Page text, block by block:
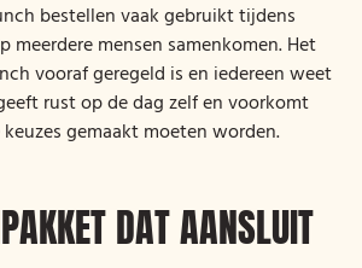
bestellen vaak gebruikt tijdens
meerdere mensen samenkomen. Het
vooraf geregeld is en iedereen weet
rust op de dag zelf en voorkomt
gemaakt moeten worden.
DAT AANSLUIT